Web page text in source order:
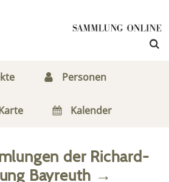
Personen
Kalender
der Richard-
Bayreuth →